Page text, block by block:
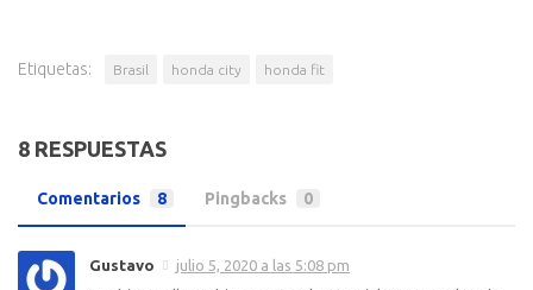
Etiquetas: Brasil honda city honda fit
8 RESPUESTAS
Comentarios 8 Pingbacks 0
Gustavo
julio 5, 2020 a las 5:08 pm